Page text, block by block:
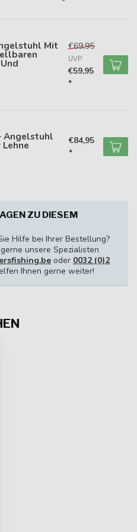
Mit €69,95
UVP
€59,95
*
Angelstuhl
€84,95
*
ZU DIESEM
Hilfe bei Ihrer Bestellung?
unsere Spezialisten
oder 0032 (0)2
Ihnen gerne weiter!